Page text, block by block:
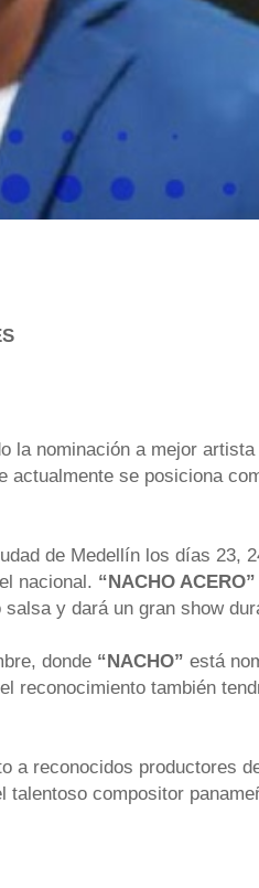
la nominación a mejor
actualmente se posiciona
de Medellín los días 23,
nacional. “NACHO
y dará un gran show
donde “NACHO” está
reconocimiento también
a reconocidos productores
talentoso compositor